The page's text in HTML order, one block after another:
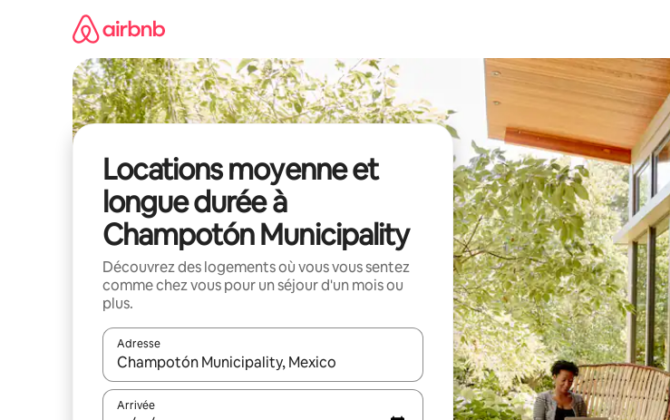
Locations moyenne et
longue durée à
Champotón Municipality
Découvrez des logements où vous vous sentez
comme chez vous pour un séjour d'un mois ou
plus.
Adresse
Lorsque les résultats s'affichent, utilisez les flèches vers le haut et vers le bas pour les
Arrivée